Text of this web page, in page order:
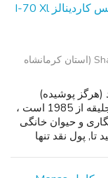
کلکسیونی 1985 سنت لوئیس کاردینالز I-70 Xl
Shahrestān-e Pāveh (استان کرمانشاه
پوشیده)
کلکسیونی 1985 سنت. این جلیقه از 1985 است ،
و حیوان خانگی
تا, پول نقد تنها